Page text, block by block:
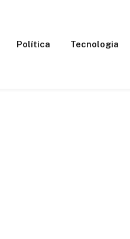
Política Tecnologia